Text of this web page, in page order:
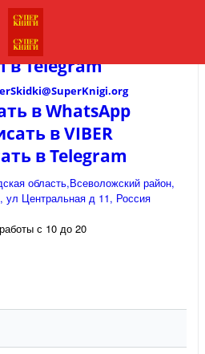
вTelegram
org
в WhatsApp
в VIBER
в Telegram
область,Всеволожский район,
ул Центральная д 11, Россия
с 10 до 20